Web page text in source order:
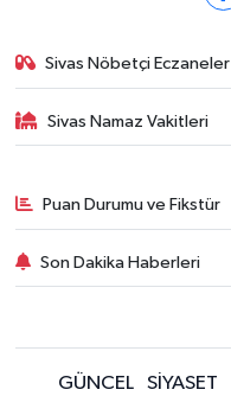
Sivas Nöbetçi Eczaneler
Sivas Namaz Vakitleri
Puan Durumu ve Fikstür
Son Dakika Haberleri
GÜNCEL SİYASET